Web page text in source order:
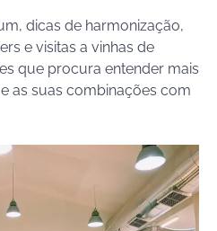
dicas de harmonização,
e visitas a vinhas de
que procura entender mais
as suas combinações com